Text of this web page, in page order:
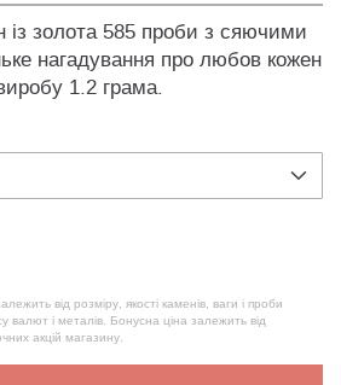
із золота 585 проби з сяючими
нагадування про любов кожен
1.2 грама.
від розміру, якості каменів, ваги і проби
валют і металів. Бонусна ціна залежить від
акцій магазину.